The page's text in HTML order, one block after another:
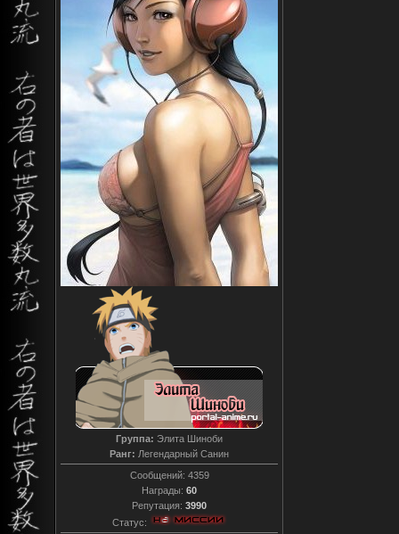
Группа: Элита Шиноби
Ранг: Легендарный Санин
Сообщений: 4359
Награды: 60
Репутация: 3990
Статус: